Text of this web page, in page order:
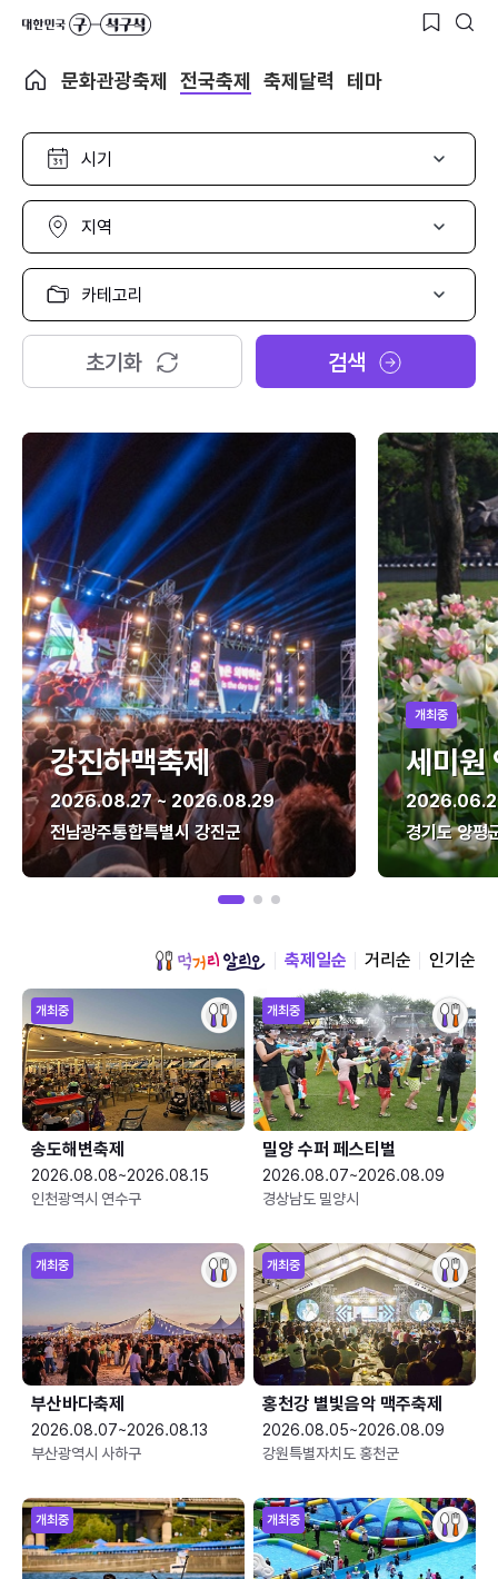
문화관광축제 전국축제 축제달력 테마
시
선
택
지
선
택
카
고
리
택
초기화 검색
강진하맥축제
2026.08.27 ~ 2026.08.29
전남광주통합특별시 강진군
개최중
세미원
경기도 양평
축제일순 거리순 인기순
개최중
송도해변축제
2026.08.08~2026.08.15
인천광역시 연수구
개최중
밀양 수퍼 페스티벌
2026.08.07~2026.08.09
경상남도 밀양시
개최중
부산바다축제
2026.08.07~2026.08.13
부산광역시 사하구
개최중
홍천강 별빛음악 맥주축제
2026.08.05~2026.08.09
강원특별자치도 홍천군
개최중 개최중